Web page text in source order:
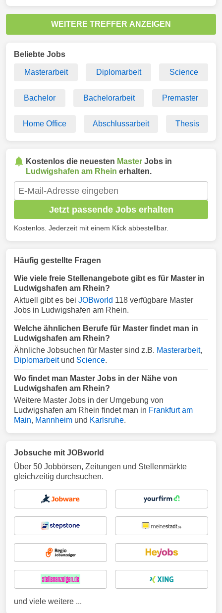
WEITERE TREFFER ANZEIGEN
Beliebte Jobs
Masterarbeit Diplomarbeit Science
Bachelor Bachelorarbeit Premaster
Home Office Abschlussarbeit Thesis
Kostenlos die neuesten Master Jobs in
Ludwigshafen am Rhein erhalten.
Jetzt passende Jobs erhalten
Kostenlos. Jederzeit mit einem Klick abbestellbar.
Häufig gestellte Fragen
Wie viele freie Stellenangebote gibt es für Master in
Ludwigshafen am Rhein?
Aktuell gibt es bei JOBworld 118 verfügbare Master
Jobs in Ludwigshafen am Rhein.
Welche ähnlichen Berufe für Master findet man in
Ludwigshafen am Rhein?
Ähnliche Jobsuchen für Master sind z.B. Masterarbeit,
Diplomarbeitund Science.
Wo findet man Master Jobs in der Nähe von
Ludwigshafen am Rhein?
Weitere Master Jobs in der Umgebung von
Ludwigshafen am Rhein findet man in Frankfurt am
Main, Mannheim und Karlsruhe.
Jobsuche mit JOBworld
Über 50 Jobbörsen, Zeitungen und Stellenmärkte
gleichzeitig durchsuchen.
und viele weitere ...